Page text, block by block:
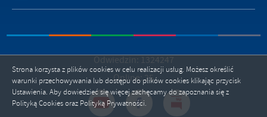
Odwiedzin: 1324247
Online: 25
Strona korzysta z plików cookies w celu realizacji usług. Możesz określić
warunki przechowywania lub dostępu do plików cookies klikając przycisk
Ustawienia. Aby dowiedzieć się więcej zachęcamy do zapoznania się z
Polityką Cookies oraz Polityką Prywatności.